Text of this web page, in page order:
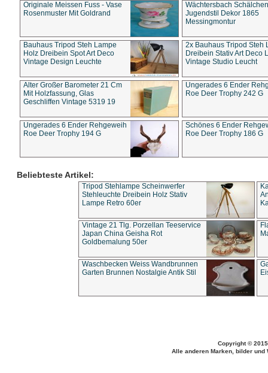
Originale Meissen Fuss - Vase
Rosenmuster Mit Goldrand
Wächtersbach Schälchen
Jugendstil Dekor 1865
Messingmontur
Bauhaus Tripod Steh Lampe
Holz Dreibein Spot Art Deco
Vintage Design Leuchte
2x Bauhaus Tripod Steh
Dreibein Stativ Art Deco
Vintage Studio Leucht
Alter Großer Barometer 21 Cm
Mit Holzfassung, Glas
Geschliffen Vintage 5319 19
Ungerades 6 Ender
Roe Deer Trophy 242 G
Ungerades 6 Ender Rehgeweih
Roe Deer Trophy 194 G
Schönes 6 Ender
Roe Deer Trophy 186 G
Beliebteste Artikel:
Tripod Stehlampe Scheinwerfer
Stehleuchte Dreibein Holz Stativ
Lampe Retro 60er
Vintage 21 Tlg. Porzellan Teeservice
Japan China Geisha Rot
Goldbemalung 50er
Waschbecken Weiss Wandbrunnen
Garten Brunnen Nostalgie Antik Stil
Copyright ©
Alle anderen Marken, bilder und